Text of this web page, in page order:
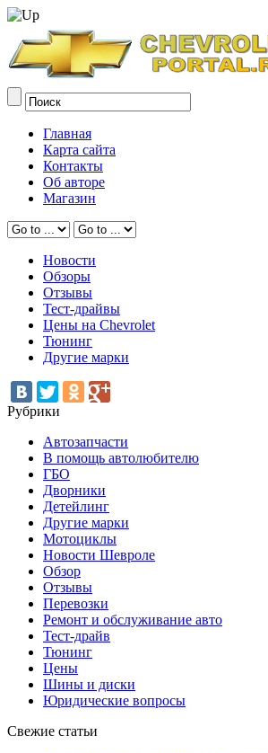
Главная
Карта сайта
Контакты
Об авторе
Магазин
Новости
Обзоры
Отзывы
Тест-драйвы
Цены на Chevrolet
Тюнинг
Другие марки
Рубрики
Автозапчасти
В помощь автолюбителю
ГБО
Дворники
Детейлинг
Другие марки
Мотоциклы
Новости Шевроле
Обзор
Отзывы
Перевозки
Ремонт и обслуживание авто
Тест-драйв
Тюнинг
Цены
Шины и диски
Юридические вопросы
Свежие статьи